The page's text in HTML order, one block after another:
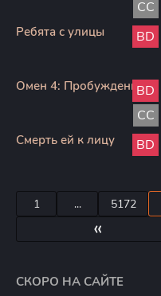
Ребята с улицы
CC
BD
Омен 4: ПробуждениеBD
Смерть ей к лицу
CC
BD
«
1 ... 5172
СКОРО НА САЙТЕ